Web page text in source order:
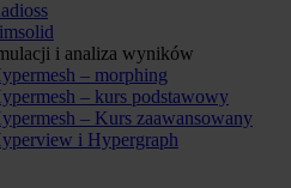
i analiza wyników
– morphing
– kurs podstawowy
– Kurs zaawansowany
i Hypergraph